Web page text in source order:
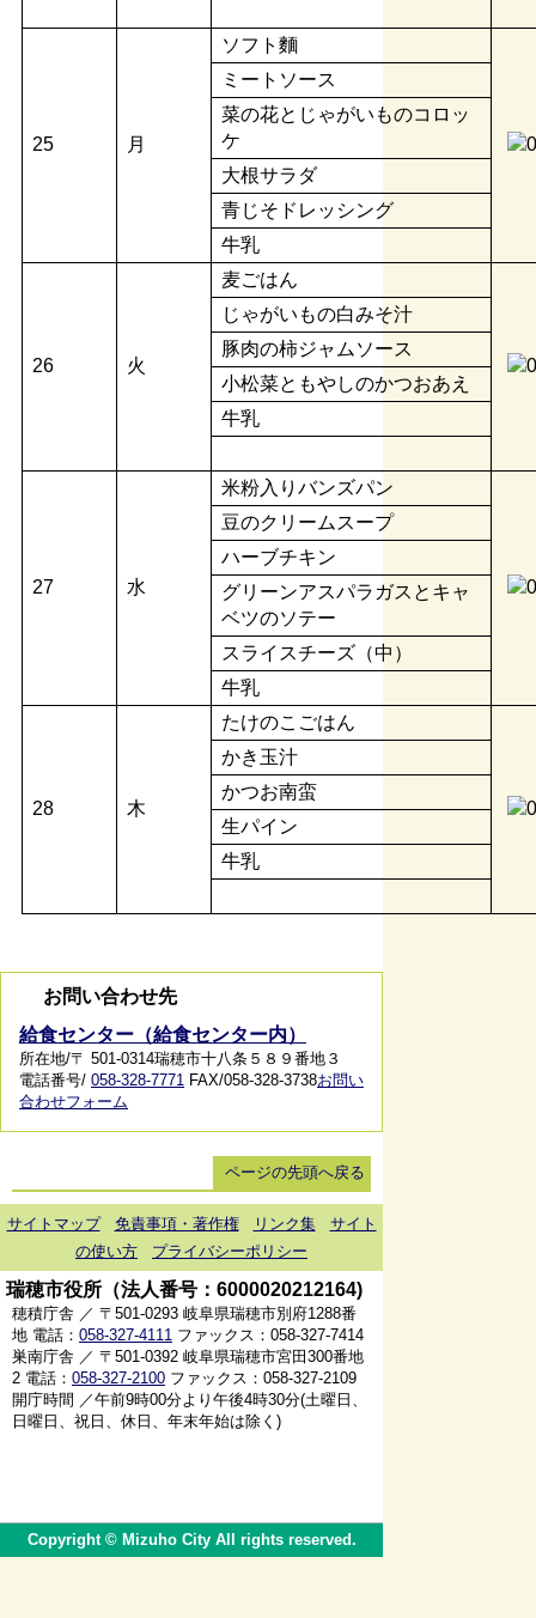
25 月
ソフト麵
ミートソース
菜の花とじゃがいものコロッ
ケ
大根サラダ
青じそドレッシング
牛乳
26 火
麦ごはん
じゃがいもの白みそ汁
豚肉の柿ジャムソース
小松菜ともやしのかつおあえ
牛乳
27 水
米粉入りバンズパン
豆のクリームスープ
ハーブチキン
グリーンアスパラガスとキャ
ベツのソテー
スライスチーズ（中）
牛乳
28 木
たけのこごはん
かき玉汁
かつお南蛮
生パイン
牛乳
お問い合わせ先
給食センター（給食センター内）
所在地/〒 501-0314瑞穂市十八条５８９番地３
電話番号/ 058-328-7771 FAX/058-328-3738お問い
合わせフォーム
ページの先頭へ戻る
サイトマップ 免責事項・著作権 リンク集
サイト
の使い方
プライバシーポリシー
瑞穂市役所（法人番号：6000020212164)
穂積庁舎 ／ 〒501-0293 岐阜県瑞穂市別府1288番
地 電話： 058-327-4111 ファックス：058-327-7414
巣南庁舎 ／ 〒501-0392 岐阜県瑞穂市宮田300番地
2 電話： 058-327-2100 ファックス：058-327-2109
開庁時間 ／午前9時00分より午後4時30分(土曜日、
日曜日、祝日、休日、年末年始は除く)
Copyright © Mizuho City All rights reserved.